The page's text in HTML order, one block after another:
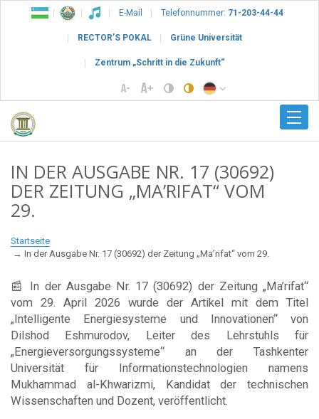
E-Mail Telefonnummer: 71-203-44-44
RECTOR’S POKAL Grüne Universität
Zentrum „Schritt in die Zukunft“
IN DER AUSGABE NR. 17 (30692)
DER ZEITUNG „MA’RIFAT“ VOM
29.
Startseite
In der Ausgabe Nr. 17 (30692) der Zeitung „Ma’rifat“ vom 29.
📰 In der Ausgabe Nr. 17 (30692) der Zeitung „Ma’rifat“
vom 29. April 2026 wurde der Artikel mit dem Titel
„Intelligente Energiesysteme und Innovationen“ von
Dilshod Eshmurodov, Leiter des Lehrstuhls für
„Energieversorgungssysteme“ an der Tashkenter
Universität für Informationstechnologien namens
Mukhammad al-Khwarizmi, Kandidat der technischen
Wissenschaften und Dozent, veröffentlicht.